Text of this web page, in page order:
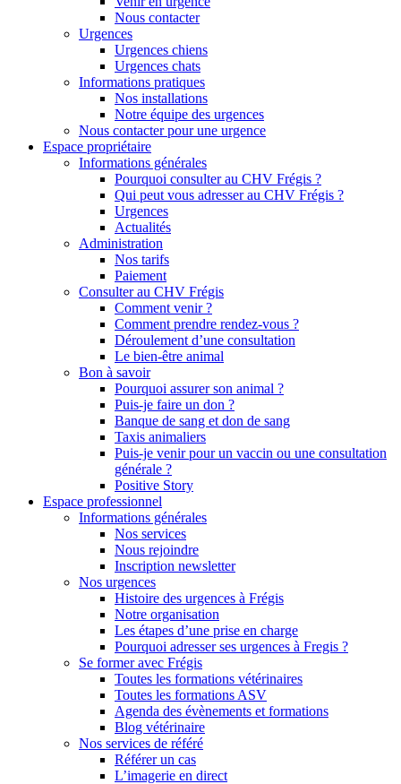
Nous contacter
Urgences
Urgences chiens
Urgences chats
Informations pratiques
Nos installations
Notre équipe des urgences
Nous contacter pour une urgence
Espace propriétaire
Informations générales
Pourquoi consulter au CHV Frégis ?
Qui peut vous adresser au CHV Frégis ?
Urgences
Actualités
Administration
Nos tarifs
Paiement
Consulter au CHV Frégis
Comment venir ?
Comment prendre rendez-vous ?
Déroulement d’une consultation
Le bien-être animal
Bon à savoir
Pourquoi assurer son animal ?
Puis-je faire un don ?
Banque de sang et don de sang
Taxis animaliers
Puis-je venir pour un vaccin ou une consultation
générale ?
Positive Story
Espace professionnel
Informations générales
Nos services
Nous rejoindre
Inscription newsletter
Nos urgences
Histoire des urgences à Frégis
Notre organisation
Les étapes d’une prise en charge
Pourquoi adresser ses urgences à Fregis ?
Se former avec Frégis
Toutes les formations vétérinaires
Toutes les formations ASV
Agenda des évènements et formations
Blog vétérinaire
Nos services de référé
Référer un cas
L’imagerie en direct